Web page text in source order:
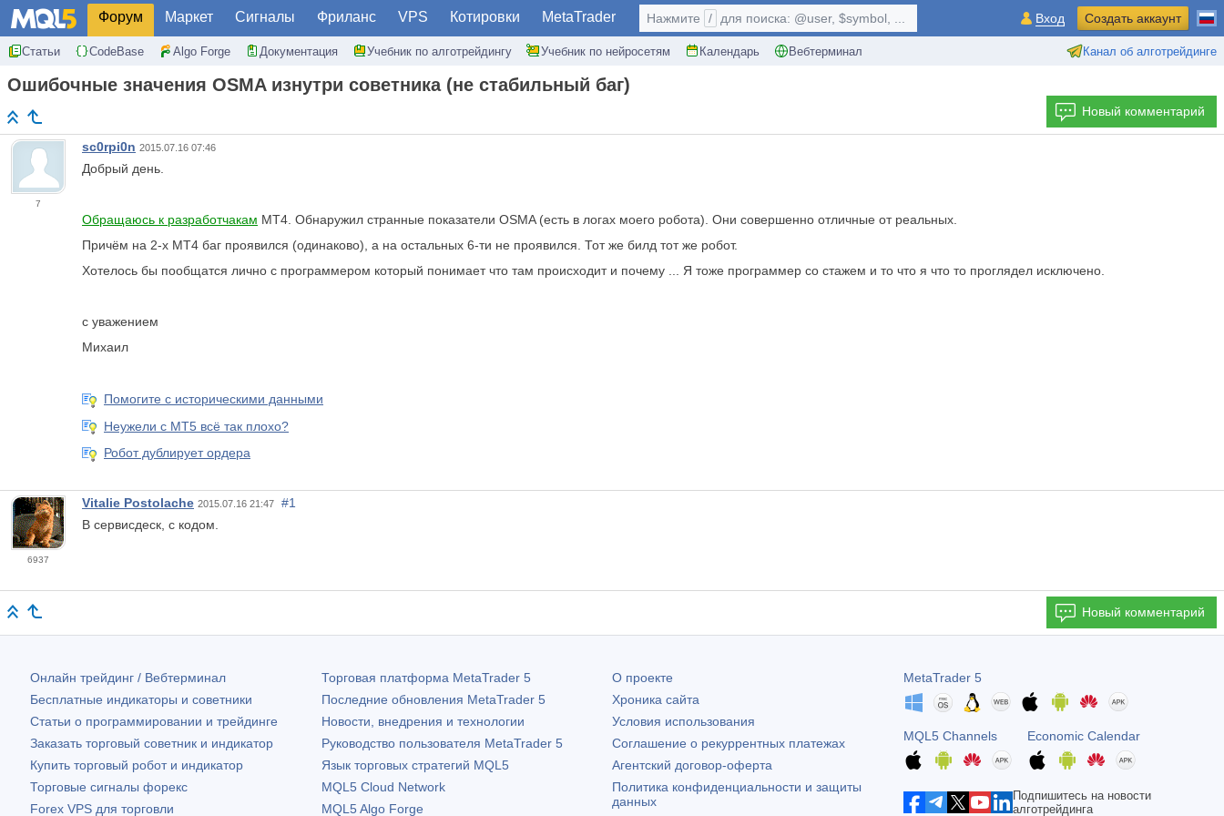
Форум Маркет Сигналы Фриланс VPS Котировки MetaTrader
Статьи CodeBase Algo Forge Документация Учебник по алготрейдингу Учебник по нейросетям Календарь Вебтерминал Канал об алготрейдинге
Нажмите / для поиска: @user, $symbol, ... Вход Создать аккаунт
Ошибочные значения OSMA изнутри советника (не стабильный баг)
Новый комментарий
7
sc0rpi0n 2015.07.16 07:46
Добрый день.
Обращаюсь к разработчакам МТ4. Обнаружил странные показатели OSMA (есть в логах моего робота). Они совершенно отличные от реальных.
Причём на 2-х МТ4 баг проявился (одинаково), а на остальных 6-ти не проявился. Тот же билд тот же робот.
Хотелось бы пообщатся лично с программером который понимает что там происходит и почему ... Я тоже программер со стажем и то что я что то проглядел исключено.
с уважением
Михаил
Помогите с историческими данными
Неужели с МТ5 всё так плохо?
Робот дублирует ордера
6937
Vitalie Postolache 2015.07.16 21:47
#1
В сервисдеск, с кодом.
Новый комментарий
Онлайн трейдинг / Вебтерминал
Бесплатные индикаторы и советники
Статьи о программировании и трейдинге
Заказать торговый советник и индикатор
Купить торговый робот и индикатор
Торговые сигналы форекс
Forex VPS для торговли
Торговая платформа MetaTrader 5
Последние обновления MetaTrader 5
Новости, внедрения и технологии
Руководство пользователя MetaTrader 5
Язык торговых стратегий MQL5
MQL5 Cloud Network
MQL5 Algo Forge
О проекте
Хроника сайта
Условия использования
Соглашение о рекуррентных платежах
Агентский договор-оферта
Политика конфиденциальности и защиты
данных
MetaTrader 5
MQL5 Channels Economic Calendar
Подпишитесь на новости
алготрейдинга